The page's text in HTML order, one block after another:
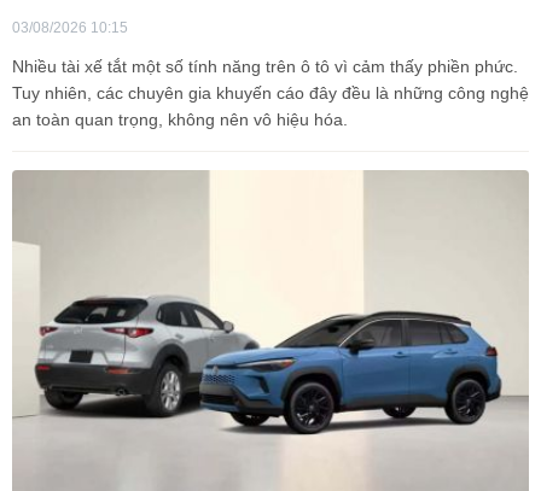
03/08/2026 10:15
Nhiều tài xế tắt một số tính năng trên ô tô vì cảm thấy phiền phức.
Tuy nhiên, các chuyên gia khuyến cáo đây đều là những công nghệ
an toàn quan trọng, không nên vô hiệu hóa.